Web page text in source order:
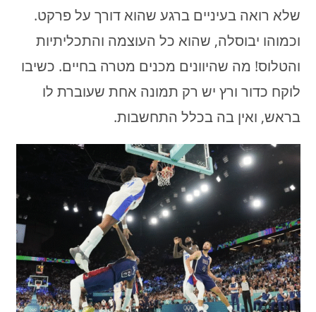
שלא רואה בעיניים ברגע שהוא דורך על פרקט.
וכמוהו יבוסלה, שהוא כל העוצמה והתכליתיות
והטלוס! מה שהיוונים מכנים מטרה בחיים. כשיבו
לוקח כדור ורץ יש רק תמונה אחת שעוברת לו
בראש, ואין בה בכלל התחשבות.